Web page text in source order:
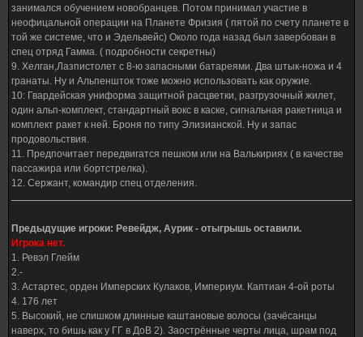
занимался обучением новобранцев. Потом принимал участие в
неофицальной операции на Планете Фризия ( пятой по счету планете в
той же системе, что и Эдельвейс) Около года назад был завербован в
спец отряд Гамма. ( подробности секретны)
9. Хелган,Лазпистолет с 8-ю запасными батареями. Два штык-ножа и 4
гранаты. Ну и Альпеншток тоже можно использовать как оружие.
10: Гвардейская униформа защитной расцветки, разгрузочный жилет,
один альп-комплект, стандартный вокс в каске, сигнальная ракетница и
комплект ракет к ней. Броня по типу Элизианской. Ну и запас
продовольствия.
11. Предпочитает передвигатся пешком или на Валькириях ( в качестве
пассажира или бортстрелка).
12. Сержант, командир спец отделения.
Предыдущие игроки: Ревейдж, Аурик - отыгрышь оставили.
Игрока нет.
1. Ревэл Глейм
2.-
3. Астартес, орден Имперских Кулаков, Империум. Каптиан 4-ой роты
4. 176 лет
5. Высокий, не слишком длинные каштановые волосы (зачёсанцы
наверх, то бишь как у ГГ в ДоВ 2). Заострённые черты лица, шрам под